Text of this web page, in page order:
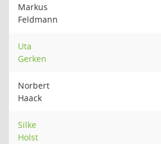
Markus
Feldmann
Uta
Gerken
Norbert
Haack
Silke
Holst